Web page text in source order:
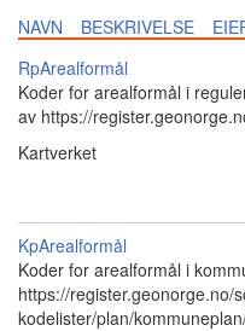
NAVN BESKRIVELSE
RpArealformål
Koder for arealformål i
av https://
Kartverket
KpArealformål
Koder for arealformål i
https://register.geonorge.no/
kodelister/plan/